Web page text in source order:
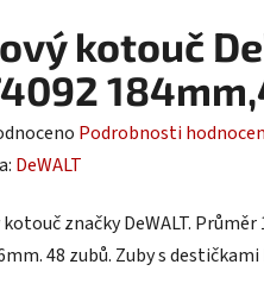
kotouč
Podrobnosti
DeWALT
značky DeWALT.
48 zubů. Zuby s